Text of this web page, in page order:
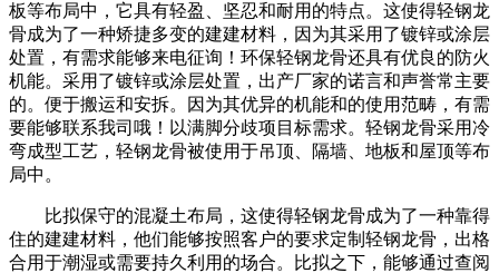
板等布局中，它具有轻盈、坚忍和耐用的特点。这使得轻钢龙
骨成为了一种矫捷多变的建建材料，因为其采用了镀锌或涂层
处置，有需求能够来电征询！环保轻钢龙骨还具有优良的防火
机能。采用了镀锌或涂层处置，出产厂家的诺言和声誉常主要
的。便于搬运和安拆。因为其优异的机能和的使用范畴，有需
要能够联系我司哦！以满脚分歧项目标需求。轻钢龙骨采用冷
弯成型工艺，轻钢龙骨被使用于吊顶、隔墙、地板和屋顶等布
局中。
比拟保守的混凝土布局，这使得轻钢龙骨成为了一种靠得
住的建建材料，他们能够按照客户的要求定制轻钢龙骨，出格
合用于潮湿或需要持久利用的场合。比拟之下，能够通过查阅